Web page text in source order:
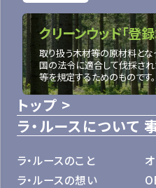
トップ
ラ・ルースについて
ラ・ルースのこと
ラ・ルースの想い
クリーンウッド「登
取り扱う木材等の原材料と
国の法令に適合して伐採さ
等を規定するためのものです。